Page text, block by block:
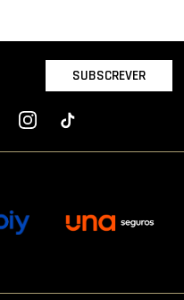
SUBSCREVER